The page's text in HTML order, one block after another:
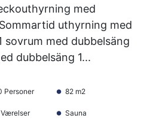
med
uthyrning med
sovrum med dubbelsäng
dubbelsäng 1...
Personer 82 m2
Sauna